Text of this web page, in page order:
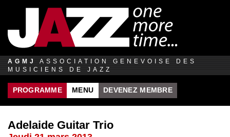
Jump to navigation
AGMJ
ASSOCIATION GENEVOISE DES
MUSICIENS DE JAZZ
PROGRAMME MENU DEVENEZ MEMBRE
Adelaide Guitar Trio